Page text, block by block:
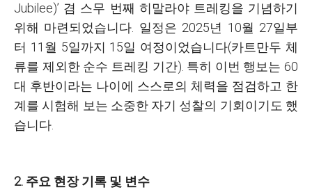
Jubilee)’ 겸 스무 번째 히말라야 트레킹을 기념하기
위해 마련되었습니다. 일정은 2025년 10월 27일부
터 11월 5일까지 15일 여정이었습니다(카트만두 체
류를 제외한 순수 트레킹 기간). 특히 이번 행보는 60
대 후반이라는 나이에 스스로의 체력을 점검하고 한
계를 시험해 보는 소중한 자기 성찰의 기회이기도 했
습니다.
2. 주요 현장 기록 및 변수